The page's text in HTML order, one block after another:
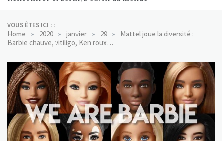
VOUS ÊTES ICI : :
Home » 2020 » janvier » 29 » Mattel joue la diversité :
Barbie chauve, vitiligo, Ken roux…